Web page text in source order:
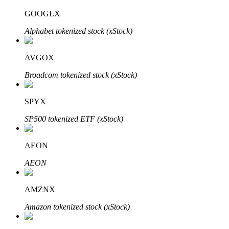
القروض
خدمة الاقتراض المدعومة بالعملات المشفرة
GOOGLX
Alphabet tokenized stock (xStock)
AVGOX
Broadcom tokenized stock (xStock)
SPYX
SP500 tokenized ETF (xStock)
AEON
AEON
AMZNX
Amazon tokenized stock (xStock)